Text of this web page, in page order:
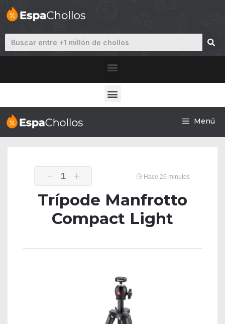
Menú
1 Hace 26 minutos
Trípode Manfrotto
Compact Light